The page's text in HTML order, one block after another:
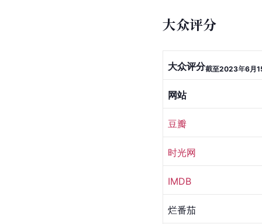
大众评分
大众评分截至2023年6月
网站
豆瓣
时光网
IMDB
烂番茄